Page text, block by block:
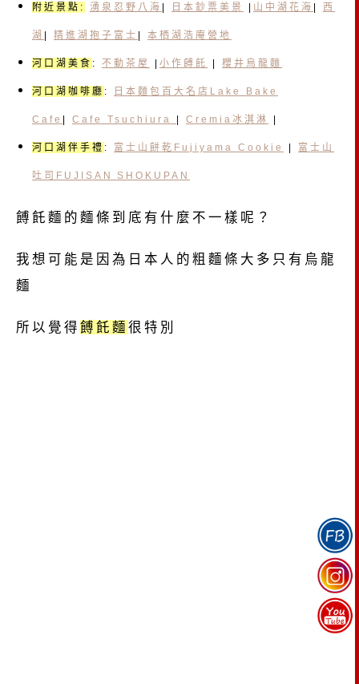
附近景點: 湧泉忍野八海 日本鈔票美景 山中湖花海 西
湖 精進湖抱子富士 本栖湖浩庵營地
河口湖美食 : 不動茶屋 小作餺飥 櫻井烏龍麵
河口湖咖啡廳 : 日本麵包百大名店Lake Bake
Cafe Cafe Tsuchiura Cremia冰淇淋
河口湖伴手禮 : 富士山餅乾Fujiyama Cookie 富士山
吐司FUJISAN SHOKUPAN
餺飥麵的麵條到底有什麼不一樣呢？
我想可能是因為日本人的粗麵條大多只有烏龍
麵
所以覺得 餺飥麵 很特別